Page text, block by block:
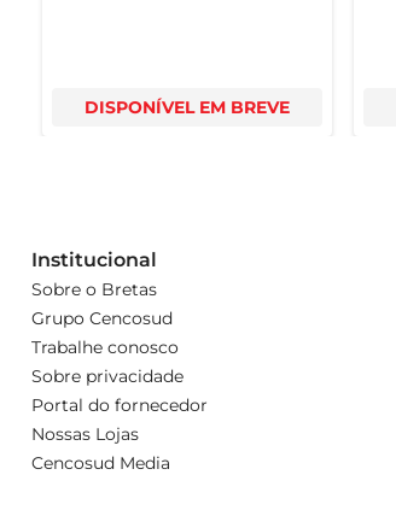
DISPONÍVEL EM BREVE
Institucional
Sobre o Bretas
Grupo Cencosud
Trabalhe conosco
Sobre privacidade
Portal do fornecedor
Nossas Lojas
Cencosud Media